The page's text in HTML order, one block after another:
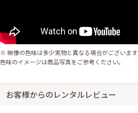
※ 映像の色味は多少実物と異なる場合がございます
色味のイメージは商品写真をご参考ください。
お客様からのレンタルレビュー